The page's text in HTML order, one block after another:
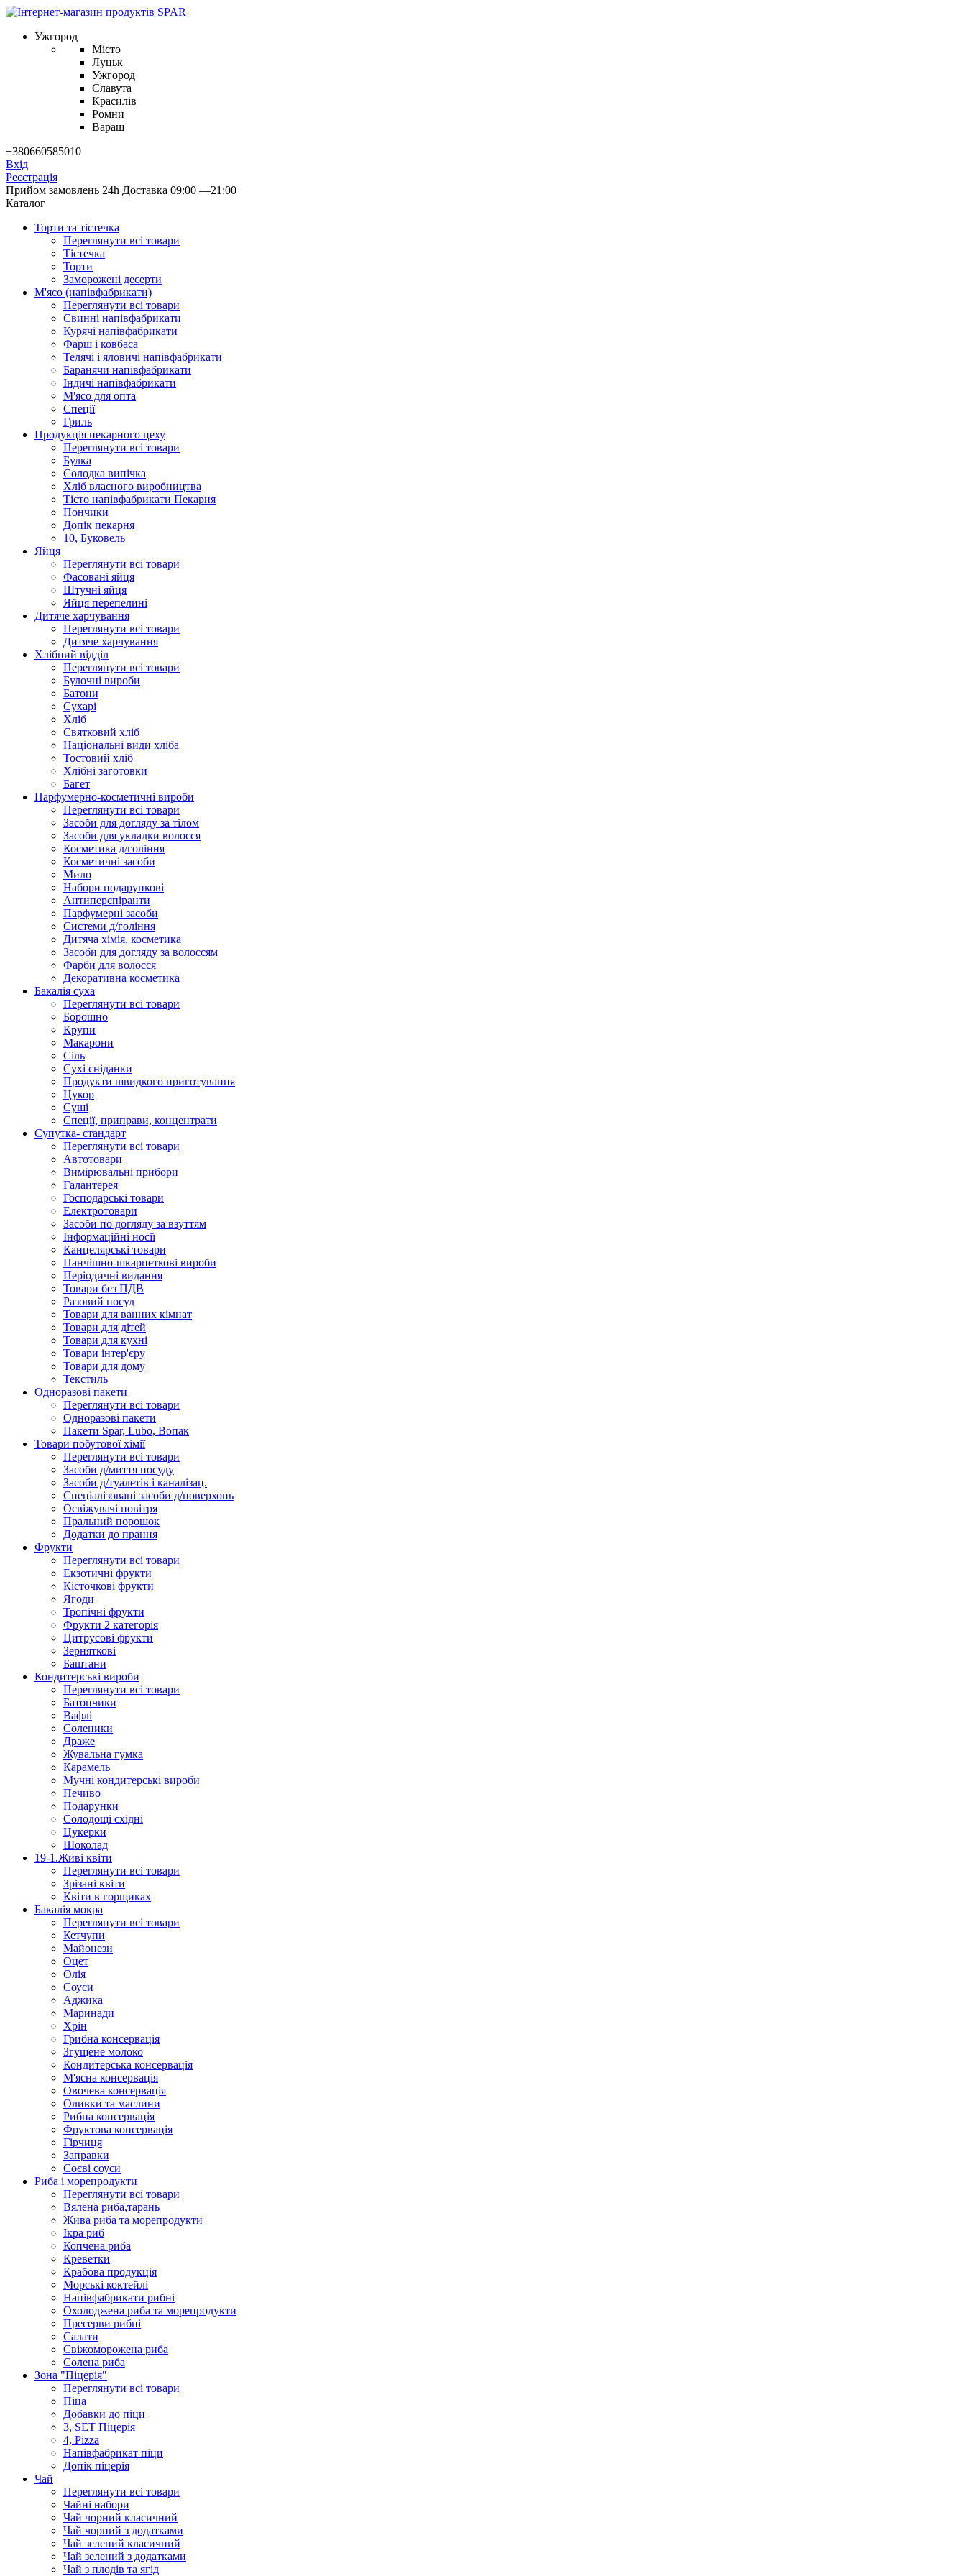
Ужгород
Місто
Луцьк
Ужгород
Славута
Красилів
Ромни
Вараш
+380660585010
Вхід
Реєстрація
Прийом замовлень 24h Доставка 09:00 —21:00
Каталог
Торти та тістечка
Переглянути всі товари
Тістечка
Торти
Заморожені десерти
М'ясо (напiвфабрикати)
Переглянути всі товари
Свиннi напiвфабрикати
Курячi напiвфабрикати
Фарш i ковбаса
Телячi i яловичi напiвфабрикати
Баранячи напiвфабрикати
Iндичi напiвфабрикати
М'ясо для опта
Спеції
Гриль
Продукцiя пекарного цеху
Переглянути всі товари
Булка
Солодка випiчка
Хлiб власного виробництва
Тiсто напiвфабрикати Пекарня
Пончики
Допік пекарня
10, Буковель
Яйця
Переглянути всі товари
Фасовані яйця
Штучні яйця
Яйця перепелині
Дитяче харчування
Переглянути всі товари
Дитяче харчування
Хлібний відділ
Переглянути всі товари
Булочні вироби
Батони
Сухарі
Хліб
Святковий хліб
Національні види хліба
Тостовий хліб
Хлібні заготовки
Багет
Парфумерно-косметичні вироби
Переглянути всі товари
Засоби для догляду за тілом
Засоби для укладки волосся
Косметика д/гоління
Косметичні засоби
Мило
Набори подарункові
Антиперспіранти
Парфумерні засоби
Системи д/гоління
Дитяча хімія, косметика
Засоби для догляду за волоссям
Фарби для волосся
Декоративна косметика
Бакалія суха
Переглянути всі товари
Борошно
Крупи
Макарони
Сіль
Сухі сніданки
Продукти швидкого приготування
Цукор
Суші
Спеції, приправи, концентрати
Супутка- стандарт
Переглянути всі товари
Автотовари
Вимірювальні прибори
Галантерея
Господарські товари
Електротовари
Засоби по догляду за взуттям
Інформаційні носії
Канцелярські товари
Панчішно-шкарпеткові вироби
Періодичні видання
Товари без ПДВ
Разовий посуд
Товари для ванних кімнат
Товари для дітей
Товари для кухні
Товари інтер'єру
Товари для дому
Текстиль
Одноразові пакети
Переглянути всі товари
Одноразові пакети
Пакети Spar, Lubo, Вопак
Товари побутової хімії
Переглянути всі товари
Засоби д/миття посуду
Засоби д/туалетів і каналізац.
Спеціалізовані засоби д/поверхонь
Освіжувачі повітря
Пральний порошок
Додатки до прання
Фрукти
Переглянути всі товари
Екзoтичні фрукти
Кісточкові фрукти
Ягоди
Тропічні фрукти
Фрукти 2 категорія
Цитрусові фрукти
Зерняткові
Баштани
Кондитерські вироби
Переглянути всі товари
Батончики
Вафлі
Соленики
Драже
Жувальнa гумка
Карамель
Мучні кондитерські вироби
Печиво
Подарунки
Солодощі східні
Цукерки
Шоколад
19-1.Живі квіти
Переглянути всі товари
Зрізані квіти
Квіти в горщиках
Бакалія мокра
Переглянути всі товари
Кетчупи
Майонези
Оцет
Олія
Соуси
Аджика
Маринади
Хрін
Грибна консервація
Згущене молоко
Кондитерська консервація
М'ясна консервація
Овочева консервація
Оливки та маслини
Рибна консервація
Фруктова консервація
Гірчиця
Заправки
Соєві соуси
Риба і морепродукти
Переглянути всі товари
Вялена риба,тарань
Жива риба та морепродукти
Ікра риб
Копчена риба
Крeветки
Крабова продукція
Морські коктейлi
Напівфабрикати рибні
Охолоджена риба та морепродукти
Пресерви рибні
Сaлати
Свіжоморожена риба
Солена риба
Зона "Піцерія"
Переглянути всі товари
Піца
Добавки до піци
3, SET Піцерія
4, Pizza
Напівфабрикат піци
Допік піцерія
Чай
Переглянути всі товари
Чайні набори
Чай чорний класичний
Чай чорний з додатками
Чай зелений класичний
Чай зелений з додатками
Чай з плодів та ягід